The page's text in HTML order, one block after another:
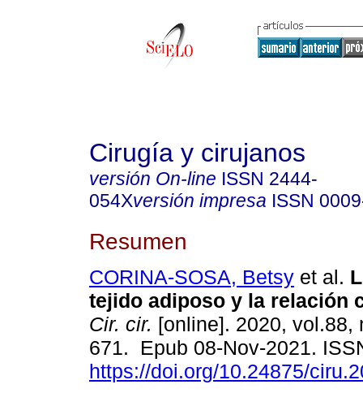
Cirugía y cirujanos
versión On-line ISSN 2444-
054Xversión impresa ISSN
Resumen
CORINA-SOSA, Betsy et al.
tejido adiposo y la relación
Cir. cir. [online]. 2020, vol.88,
671. Epub 08-Nov-2021.
https://doi.org/10.24875/